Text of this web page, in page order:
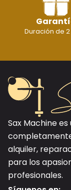
Duración de
Sax Machine
alquiler,
para los
profesionales.